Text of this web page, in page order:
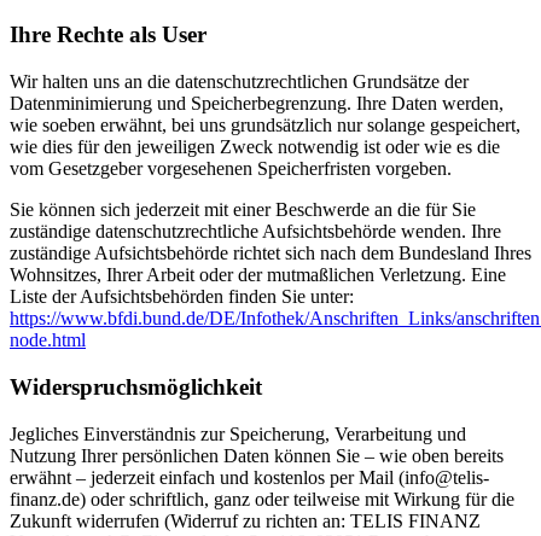
Ihre Rechte als User
Wir halten uns an die datenschutzrechtlichen Grundsätze der
Datenminimierung und Speicherbegrenzung. Ihre Daten werden,
wie soeben erwähnt, bei uns grundsätzlich nur solange gespeichert,
wie dies für den jeweiligen Zweck notwendig ist oder wie es die
vom Gesetzgeber vorgesehenen Speicherfristen vorgeben.
Sie können sich jederzeit mit einer Beschwerde an die für Sie
zuständige datenschutzrechtliche Aufsichtsbehörde wenden. Ihre
zuständige Aufsichtsbehörde richtet sich nach dem Bundesland Ihres
Wohnsitzes, Ihrer Arbeit oder der mutmaßlichen Verletzung. Eine
Liste der Aufsichtsbehörden finden Sie unter:
https://www.bfdi.bund.de/DE/Infothek/Anschriften_Links/
node.html
Widerspruchsmöglichkeit
Jegliches Einverständnis zur Speicherung, Verarbeitung und
Nutzung Ihrer persönlichen Daten können Sie – wie oben bereits
erwähnt – jederzeit einfach und kostenlos per Mail (info@telis-
finanz.de) oder schriftlich, ganz oder teilweise mit Wirkung für die
Zukunft widerrufen (Widerruf zu richten an: TELIS FINANZ